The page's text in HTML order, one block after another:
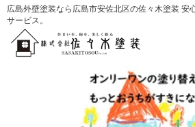
広島外壁塗装なら広島市安佐北区の佐々木塗装 安
サービス。